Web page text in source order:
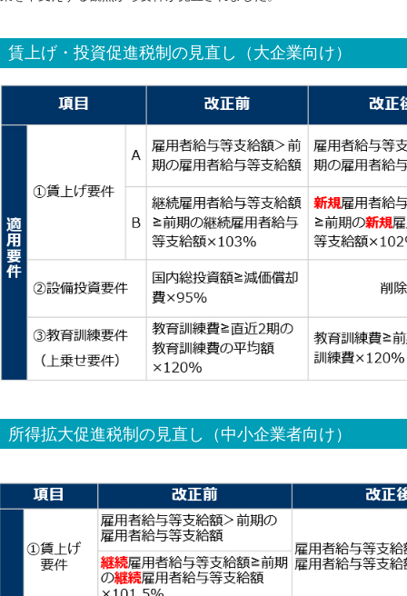
賃上げ・投資促進税制の見直し（大企業向け）
所得拡大促進税制の見直し（中小企業者向け）